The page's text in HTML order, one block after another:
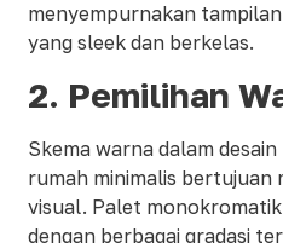
menyempurnakan
yang sleek dan berkelas.
2. Pemilihan
Skema warna dalam
rumah minimalis bertujuan
visual. Palet
dengan berbagai gradasi